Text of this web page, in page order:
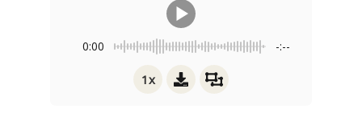
0:00 -:--
1x